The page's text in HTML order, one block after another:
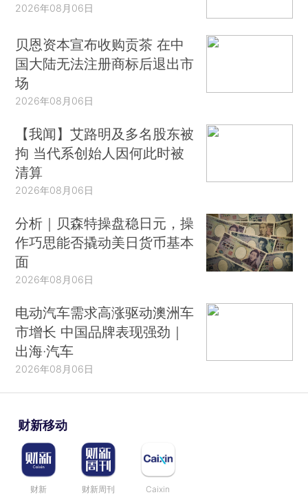
2026年08月06日
贝恩资本宣布收购贡茶 在中
国大陆无法注册商标后退出市
场
2026年08月06日
【我闻】艾路明及多名股东被
拘 当代系创始人因何此时被
清算
2026年08月06日
分析｜贝森特操盘稳日元，操
作巧思能否撬动美日货币基本
面
2026年08月06日
电动汽车需求高涨驱动澳洲车
市增长 中国品牌表现强劲｜
出海·汽车
2026年08月06日
财新移动
财新 财新周刊 Caixin